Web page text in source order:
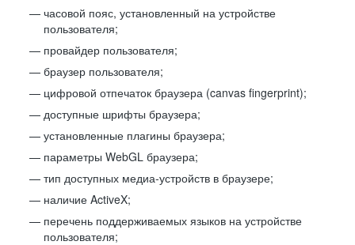
часовой пояс, установленный на устройстве
пользователя;
провайдер пользователя;
браузер пользователя;
цифровой отпечаток браузера (canvas fingerprint);
доступные шрифты браузера;
установленные плагины браузера;
параметры WebGL браузера;
тип доступных медиа-устройств в браузере;
наличие ActiveX;
перечень поддерживаемых языков на устройстве
пользователя;